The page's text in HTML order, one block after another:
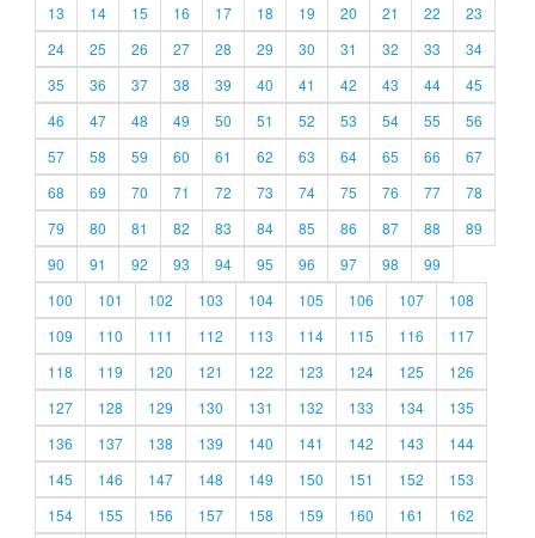
13
14 15 16 17 18 19 20 21 22
23
24
25 26 27 28 29 30 31 32 33
34
35
36 37 38 39 40 41 42 43 44
45
46
47 48 49 50 51 52 53 54 55
56
57
58 59 60 61 62 63 64 65 66
67
68
69 70 71 72 73 74 75 76 77
78
79
80 81 82 83 84 85 86 87 88
89
90
91 92 93 94 95 96 97 98
99
100
101 102 103 104 105 106 107
108
109
110 111 112 113 114 115 116
117
118
119 120 121 122 123 124 125
126
127
128 129 130 131 132 133 134
135
136
137 138 139 140 141 142 143
144
145
146 147 148 149 150 151 152
153
154
155 156 157 158 159 160 161
162